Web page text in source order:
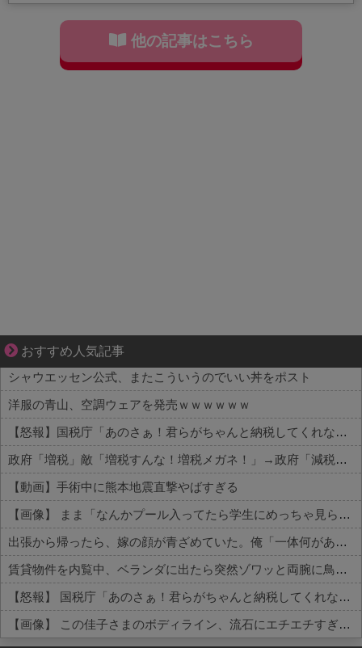
他の記事はこちら
おすすめ人気記事
結婚生活の「当たり前」が壊れる瞬間
シャウエッセン公式、またこういうのでいい丼をポスト
洋服の青山、空調ウェアを発売ｗｗｗｗｗｗ
【怒報】国税庁「あのさぁ！君らがちゃんと納税してくれないとこうなっちゃうけどどうする？！」←これw w w w w w w w
政府「増税」敵「増税すんな！増税メガネ！」→政府「減税」敵「減税すんな！社会保障どうなる！」
【動画】手術中に熊本地震直撃やばすぎる
【画像】 まま「なんかプール入ってたら学生にめっちゃ見られたw」
出張から帰ったら、嫁の顔が青ざめていた。俺「一体何があったんだ？」嫁「…」→子供たちに話を聞くと…
賃貸物件を内覧中、ベランダに出たら突然ゾワッと両腕に鳥肌が出た。「やっぱりこの部屋嫌だ」と思った瞬間、体が前にドンッと突き飛ばされて…
【怒報】 国税庁「あのさぁ！君らがちゃんと納税してくれないとこうなっちゃうけどどうする？！」←これw w w w w w w w
【画像】 この佳子さまのボディライン、流石にエチエチすぎやろ！